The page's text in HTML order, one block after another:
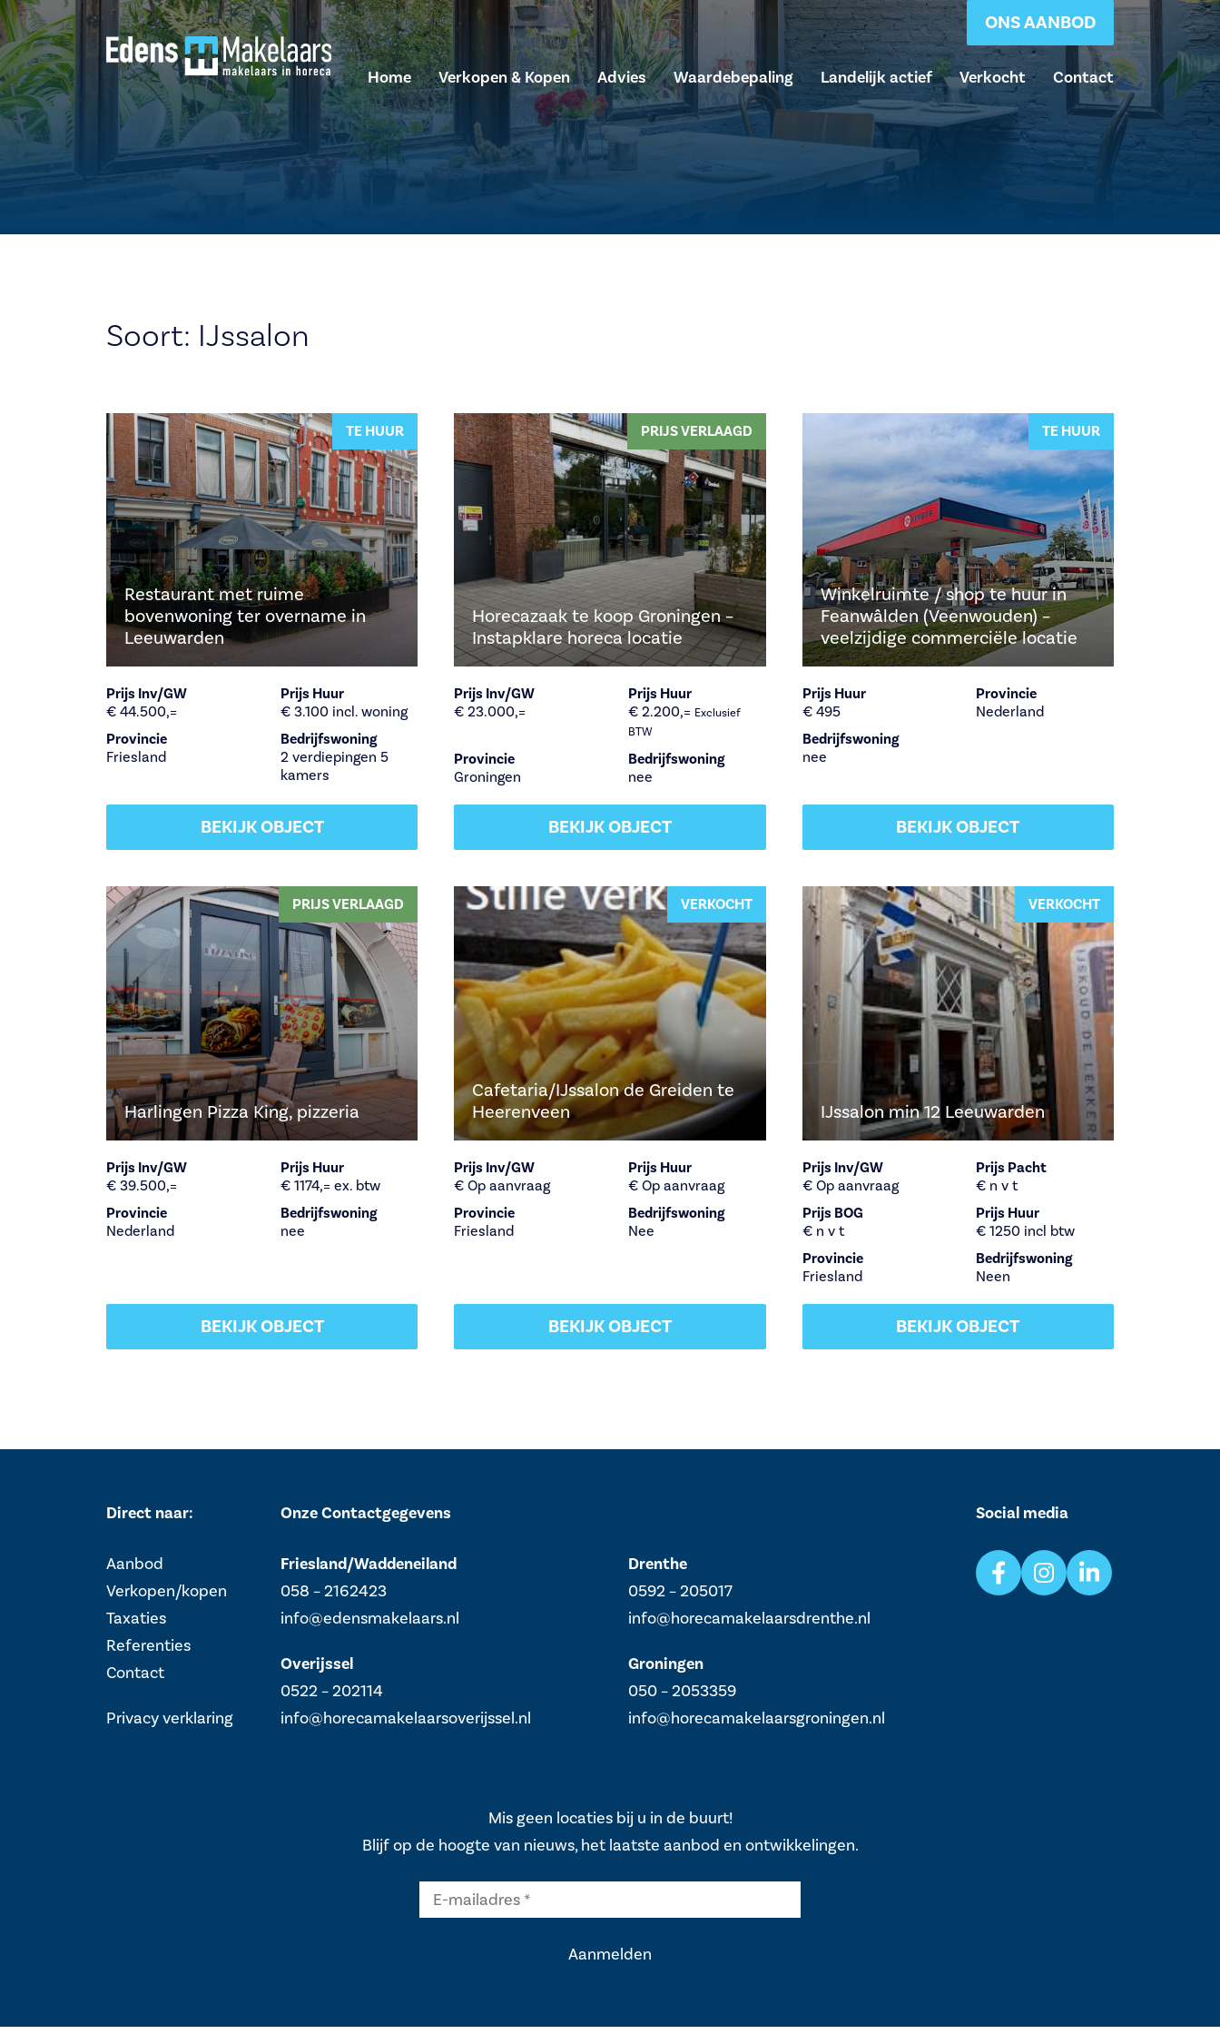
ONS AANBOD
Home Verkopen & Kopen Advies Waardebepaling Landelijk actief Verkocht Contact
Soort: IJssalon
TE HUUR
Restaurant met ruime
bovenwoning ter overname in
Leeuwarden
Prijs Inv/GW
€ 44.500,=
Prijs Huur
€ 3.100 incl. woning
Provincie
Friesland
Bedrijfswoning
2 verdiepingen 5
kamers
BEKIJK OBJECT
PRIJS VERLAAGD
Horecazaak te koop Groningen –
Instapklare horeca locatie
Prijs Inv/GW
€ 23.000,=
Prijs Huur
€ 2.200,= Exclusief
BTW
Provincie
Groningen
Bedrijfswoning
nee
BEKIJK OBJECT
TE HUUR
Winkelruimte / shop te huur in
Feanwâlden (Veenwouden) –
veelzijdige commerciële locatie
Prijs Huur
€ 495
Provincie
Nederland
Bedrijfswoning
nee
BEKIJK OBJECT
PRIJS VERLAAGD
Harlingen Pizza King, pizzeria
Prijs Inv/GW
€ 39.500,=
Prijs Huur
€ 1174,= ex. btw
Provincie
Nederland
Bedrijfswoning
nee
BEKIJK OBJECT
VERKOCHT
Cafetaria/IJssalon de Greiden te
Heerenveen
Prijs Inv/GW
€ Op aanvraag
Prijs Huur
€ Op aanvraag
Provincie
Friesland
Bedrijfswoning
Nee
BEKIJK OBJECT
VERKOCHT
IJssalon min 12 Leeuwarden
Prijs Inv/GW
€ Op aanvraag
Prijs Pacht
€ n v t
Prijs BOG
€ n v t
Prijs Huur
€ 1250 incl btw
Provincie
Friesland
Bedrijfswoning
Neen
BEKIJK OBJECT
Direct naar:
Aanbod
Verkopen/kopen
Taxaties
Referenties
Contact
Privacy verklaring
Onze Contactgegevens
Friesland/Waddeneiland
058 – 2162423
info@edensmakelaars.nl
Overijssel
0522 – 202114
info@horecamakelaarsoverijssel.nl
Drenthe
0592 – 205017
info@horecamakelaarsdrenthe.nl
Groningen
050 – 2053359
info@horecamakelaarsgroningen.nl
Social media
Mis geen locaties bij u in de buurt!
Blijf op de hoogte van nieuws, het laatste aanbod en ontwikkelingen.